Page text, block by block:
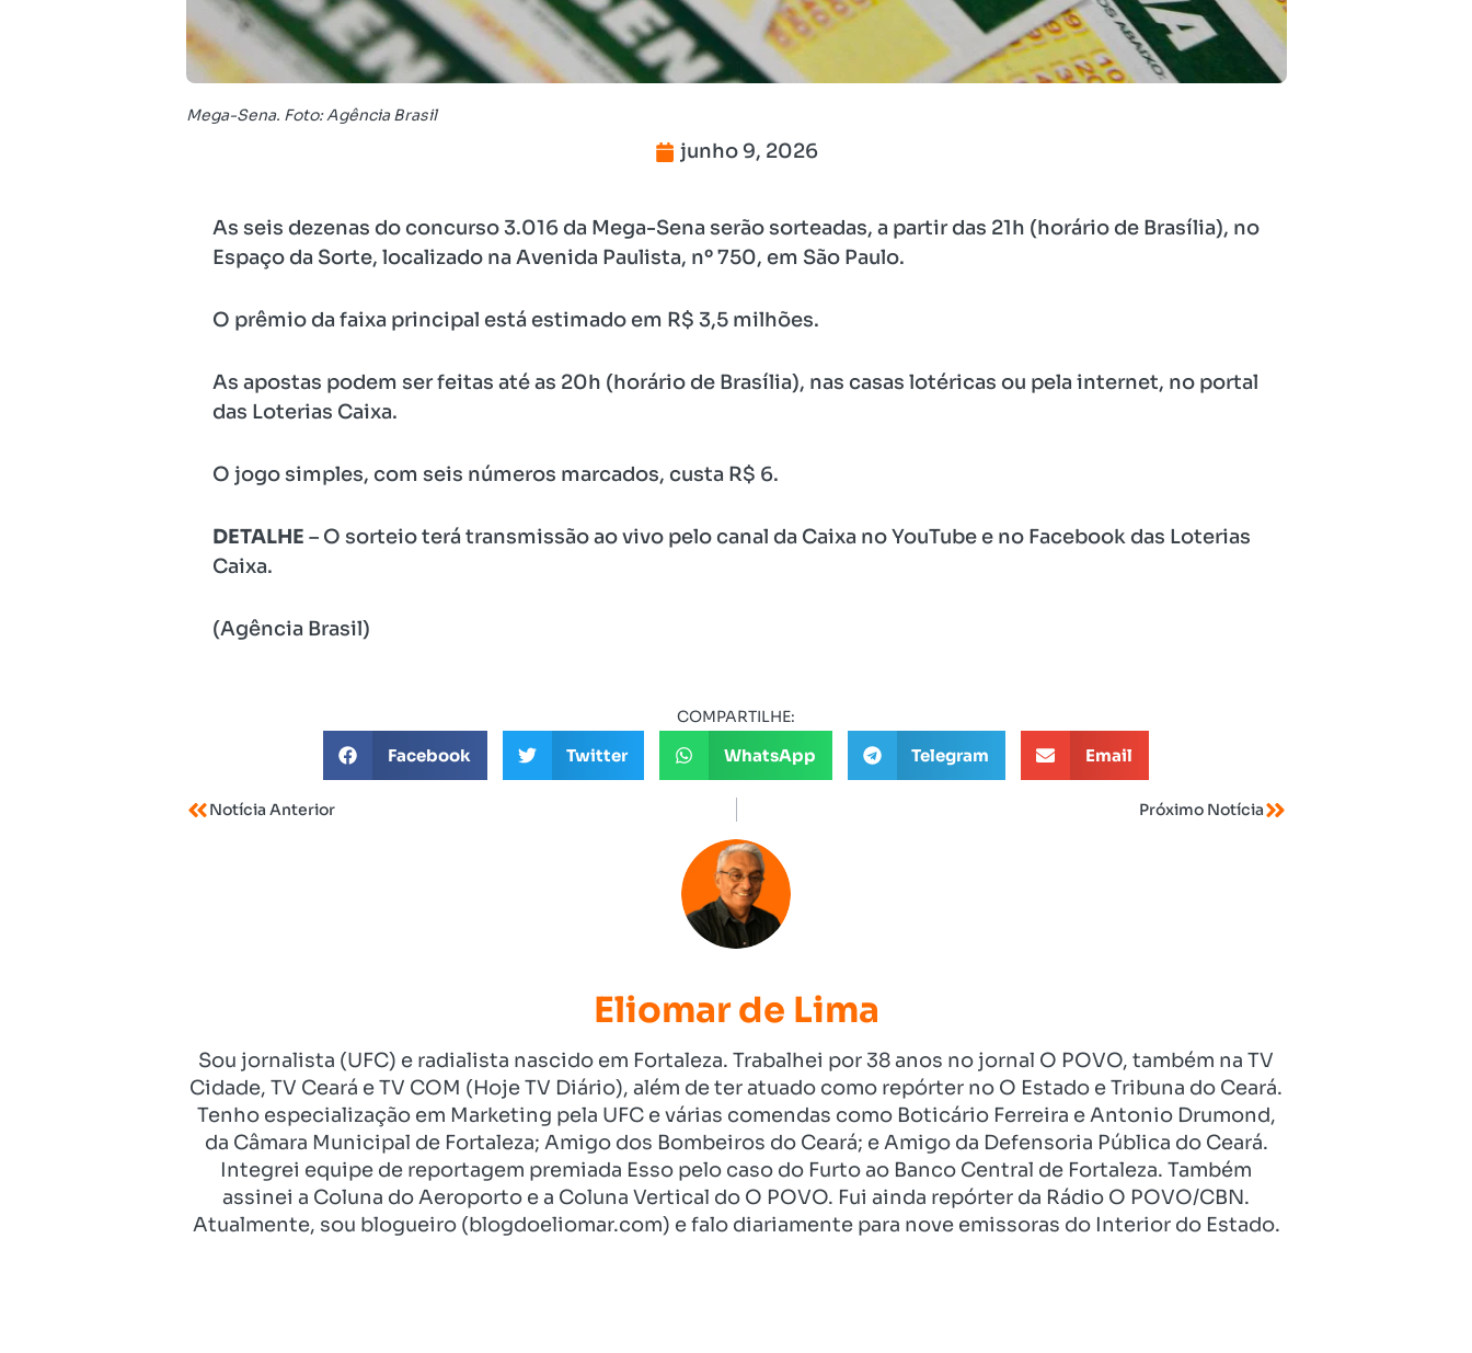
Mega-Sena. Foto: Agência Brasil
junho 9, 2026
As seis dezenas do concurso 3.016 da Mega-Sena serão sorteadas, a partir das 21h (horário de Brasília), no
Espaço da Sorte, localizado na Avenida Paulista, nº 750, em São Paulo.
O prêmio da faixa principal está estimado em R$ 3,5 milhões.
As apostas podem ser feitas até as 20h (horário de Brasília), nas casas lotéricas ou pela internet, no portal
das Loterias Caixa.
O jogo simples, com seis números marcados, custa R$ 6.
DETALHE – O sorteio terá transmissão ao vivo pelo canal da Caixa no YouTube e no Facebook das Loterias
Caixa.
(Agência Brasil)
COMPARTILHE:
Facebook Twitter WhatsApp Telegram Email
Notícia Anterior Próximo Notícia
Eliomar de Lima
Sou jornalista (UFC) e radialista nascido em Fortaleza. Trabalhei por 38 anos no jornal O POVO, também na TV
Cidade, TV Ceará e TV COM (Hoje TV Diário), além de ter atuado como repórter no O Estado e Tribuna do Ceará.
Tenho especialização em Marketing pela UFC e várias comendas como Boticário Ferreira e Antonio Drumond,
da Câmara Municipal de Fortaleza; Amigo dos Bombeiros do Ceará; e Amigo da Defensoria Pública do Ceará.
Integrei equipe de reportagem premiada Esso pelo caso do Furto ao Banco Central de Fortaleza. Também
assinei a Coluna do Aeroporto e a Coluna Vertical do O POVO. Fui ainda repórter da Rádio O POVO/CBN.
Atualmente, sou blogueiro (blogdoeliomar.com) e falo diariamente para nove emissoras do Interior do Estado.